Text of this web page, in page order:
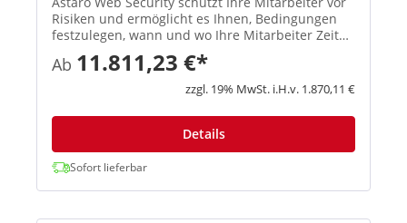
Risiken und ermöglicht es Ihnen, Bedingungen
festzulegen, wann und wo Ihre Mitarbeiter Zeit
online verbringen dürfen. Spyware und Viren
werden gestoppt, bevor sie ins Netzwerk
gelangen und Schaden veru...
Ab 11.811,23 €*
zzgl. 19% MwSt. i.H.v. 1.870,11 €
Details
Sofort lieferbar